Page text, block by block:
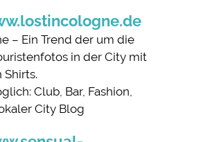
– Ein Trend der um die
in der City mit
Club, Bar, Fashion,
City Blog